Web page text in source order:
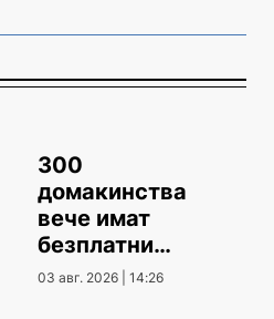
300
домакинства
вече имат
безплатни
климатици
03 авг. 2026 | 14:26